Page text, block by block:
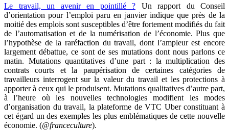
Le travail, un avenir en pointillé ? Un rapport du Conseil
d’orientation pour l’emploi paru en janvier indique que près de la
moitié des emplois sont susceptibles d’être fortement modifiés du fait
de l’automatisation et de la numérisation de l’économie. Plus que
l’hypothèse de la raréfaction du travail, dont l’ampleur est encore
largement débattue, ce sont de ses mutations dont nous parlons ce
matin. Mutations quantitatives d’une part : la multiplication des
contrats courts et la paupérisation de certaines catégories de
travailleurs interrogent sur la valeur du travail et les protections à
apporter à ceux qui le produisent. Mutations qualitatives d’autre part,
à l’heure où les nouvelles technologies modifient les modes
d’organisation du travail, la plateforme de VTC Uber constituant à
cet égard un des exemples les plus emblématiques de cette nouvelle
économie. (@franceculture).